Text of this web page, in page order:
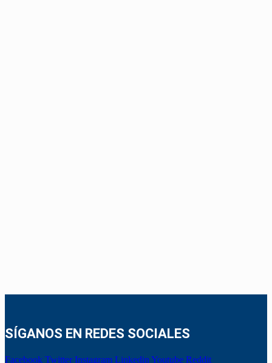
SÍGANOS EN REDES SOCIALES
Facebook Twitter Instagram Linkedin Youtube Reddit